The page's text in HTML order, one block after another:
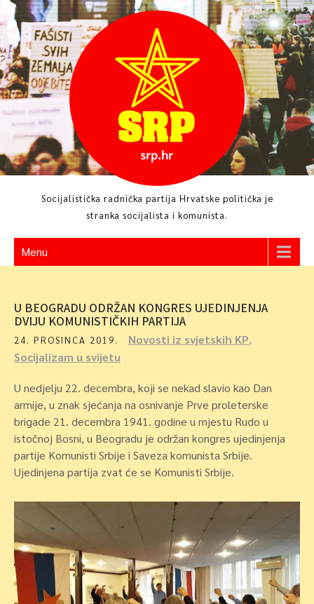
Skip
to
content
Socijalistička radnička partija Hrvatske politička je
stranka socijalista i komunista.
Menu
U BEOGRADU ODRŽAN KONGRES UJEDINJENJA
DVIJU KOMUNISTIČKIH PARTIJA
24. PROSINCA 2019. Novosti iz svjetskih KP,
Socijalizam u svijetu
U nedjelju 22. decembra, koji se nekad slavio kao Dan
armije, u znak sjećanja na osnivanje Prve proleterske
brigade 21. decembra 1941. godine u mjestu Rudo u
istočnoj Bosni, u Beogradu je održan kongres ujedinjenja
partije Komunisti Srbije i Saveza komunista Srbije.
Ujedinjena partija zvat će se Komunisti Srbije.